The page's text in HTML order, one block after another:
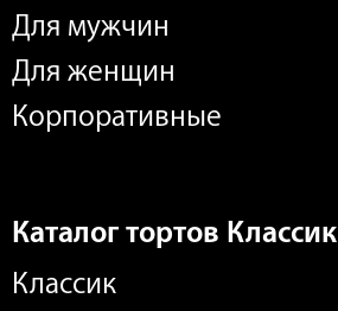
Для мужчин
Для женщин
Корпоративные
Каталог тортов Классик
Классик